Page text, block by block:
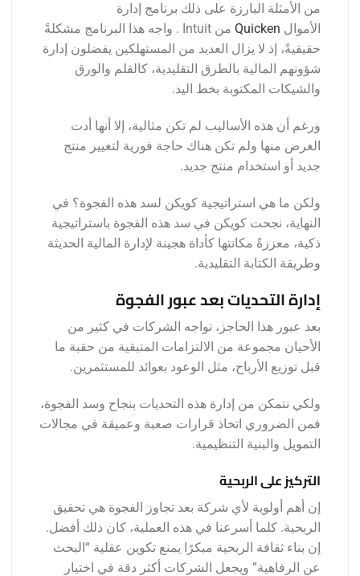
من الأمثلة البارزة على ذلك برنامج إدارة
الأموال Quicken
من Intuit . واجه هذا البرنامج مشكلةً
حقيقيةً، إذ لا يزال العديد من المستهلكين يفضلون إدارة
شؤونهم المالية بالطرق التقليدية، كالقلم والورق
والشيكات المكتوبة بخط اليد.
ورغم أن هذه الأساليب لم تكن مثالية، إلا أنها أدت
الغرض منها ولم تكن هناك حاجة فورية لتغيير منتج
جديد أو استخدام منتج جديد.
ولكن ما هي استراتيجية كويكن لسد هذه الفجوة؟ في
النهاية، نجحت كويكن في سد هذه الفجوة باستراتيجية
ذكية، معززةً مكانتها كأداة هجينة لإدارة المالية الحديثة
وطريقة الكتابة التقليدية.
إدارة التحديات بعد عبور الفجوة
بعد عبور هذا الحاجز، تواجه الشركات في كثير من
الأحيان مجموعة من الالتزامات المتبقية من حقبة ما
قبل توزيع الأرباح، مثل الوعود بعوائد للمستثمرين.
ولكي نتمكن من إدارة هذه التحديات بنجاح وسد الفجوة،
فمن الضروري اتخاذ قرارات صعبة وعميقة في مجالات
التمويل والبنية التنظيمية.
التركيز على الربحية
إن أهم أولوية لأي شركة بعد تجاوز الفجوة هي تحقيق
الربحية. كلما أسرعنا في هذه العملية، كان ذلك أفضل.
إن بناء ثقافة الربحية مبكرًا يمنع تكوين عقلية “البحث
عن الرفاهية” ويجعل الشركات أكثر دقة في اختيار